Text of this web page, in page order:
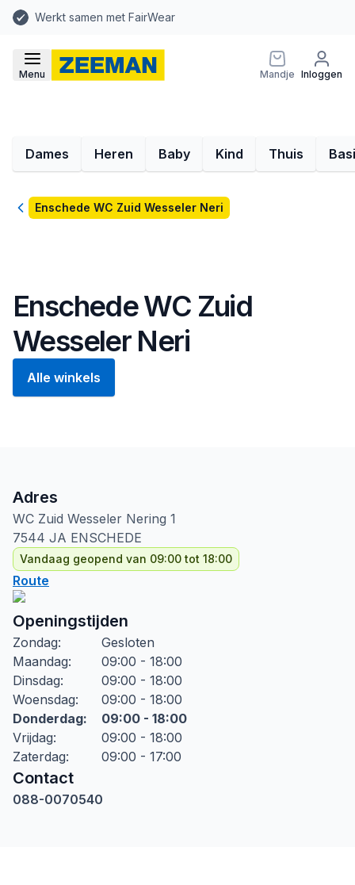
Werkt samen met FairWear
Menu Mandje Inloggen
Dames Heren Baby Kind Thuis
TerugEnschede WC Zuid Wesseler Neri
Enschede WC Zuid
Wesseler Neri
Alle winkels
Adres
WC Zuid Wesseler Nering 1
7544 JA ENSCHEDE
Vandaag geopend van 09:00 tot 18:00
Route
Openingstijden
Zondag:
Gesloten
Maandag:
09:00 - 18:00
Dinsdag:
09:00 - 18:00
Woensdag:
09:00 - 18:00
Donderdag:
09:00 - 18:00
Vrijdag:
09:00 - 18:00
Zaterdag: 09:00 - 17:00
Contact
088-0070540